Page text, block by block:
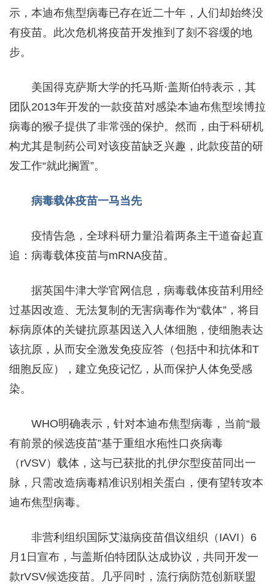
示，本迪布焦型病毒已存在近二十年，人们却始终没
有疫苗。此次危机将疫苗开发推到了刻不容缓的地
步。
美国得克萨斯大学的托马斯·盖斯伯特表示，其
团队2013年开发的一款疫苗对感染本迪布焦型埃博拉
病毒的猴子提供了非常强的保护。然而，由于科研机
构尤其是制药公司对该疫苗缺乏兴趣，此款疫苗的研
发工作“就此搁置”。
病毒载体疫苗一马当先
疫情告急，全球科研力量沿着两条主干道奋起直
追：病毒载体疫苗与mRNA疫苗。
据英国牛津大学官网信息，病毒载体疫苗利用经
过基因改造、无法复制的无害病毒作为“载体”，将目
标病原体的关键抗原基因送入人体细胞，使细胞表达
该抗原，从而安全激发免疫应答（包括中和抗体和T
细胞反应），建立免疫记忆，从而保护人体免受感
染。
WHO明确表示，针对本迪布焦型病毒，当前“最
有前景的候选疫苗”基于重组水疱性口炎病毒
（rVSV）载体，这与已获批的扎伊尔型疫苗同出一
脉，只需改造病毒精准识别相关蛋白，便有望转攻本
迪布焦型病毒。
非营利组织国际艾滋病疫苗倡议组织（IAVI）6
月1日宣布，与盖斯伯特团队达成协议，共同开发一
款rVSV候选疫苗。几乎同时，流行病防范创新联盟